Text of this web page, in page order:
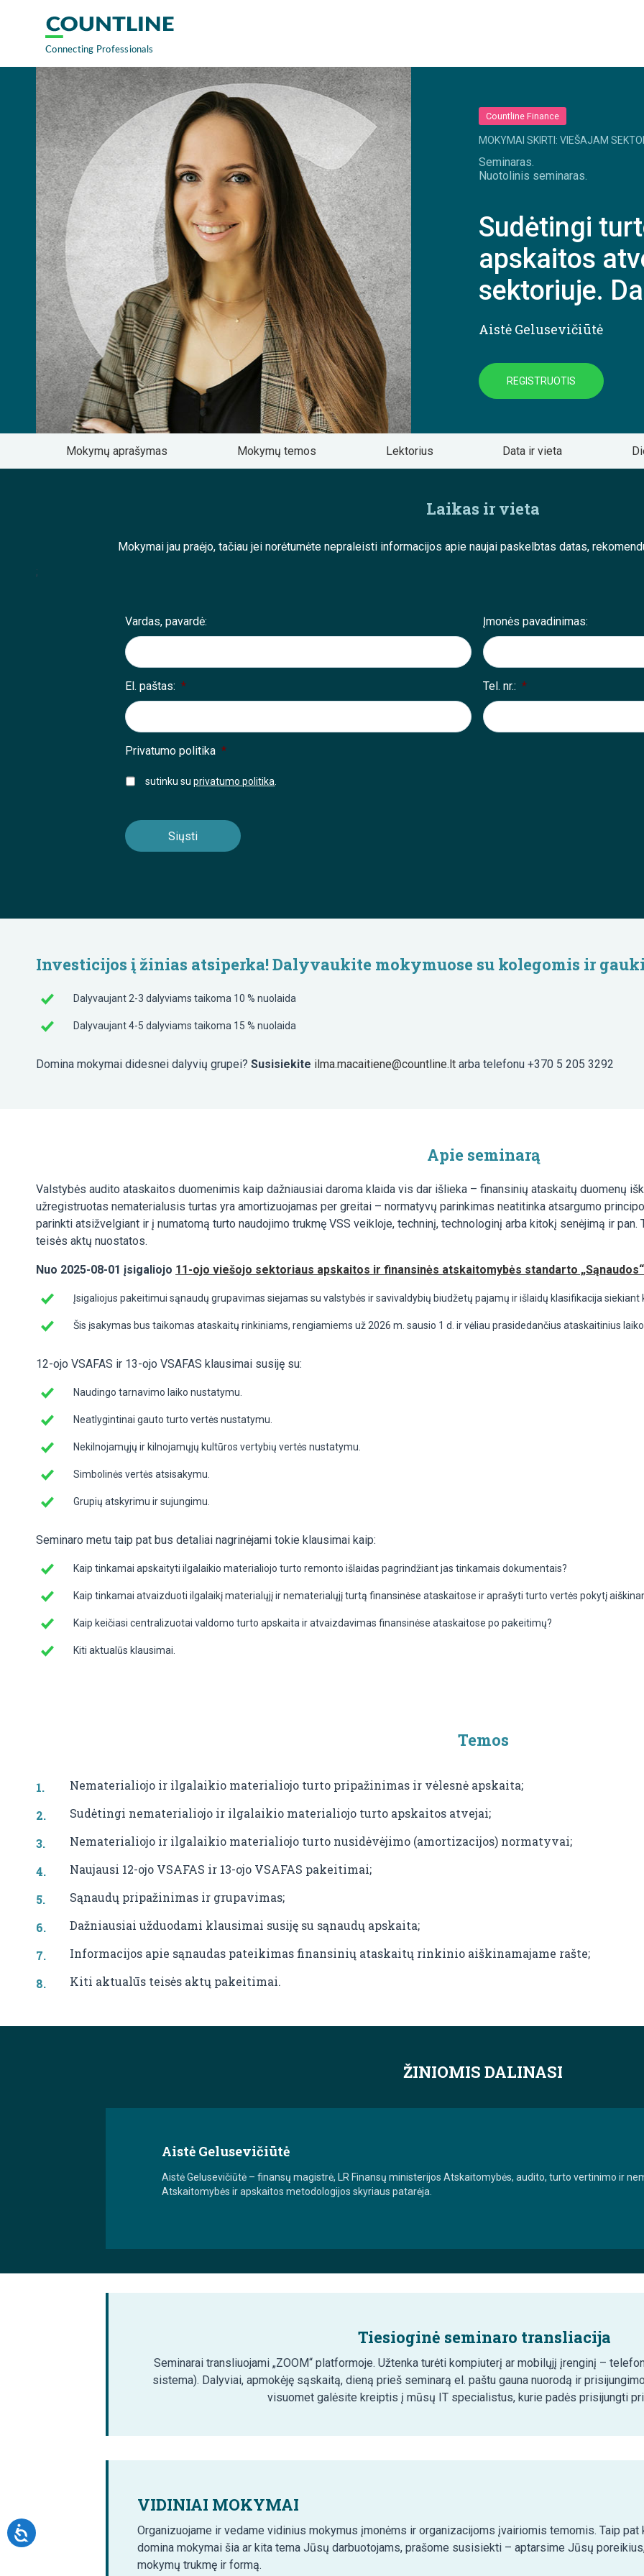
Countline Finance
MOKYMAI SKIRTI: VIEŠAJAM
Seminaras.
Nuotolinis seminaras.
Sudėtingi
apskaitos
sektoriuje.
Aistė Gelusevičiūtė
REGISTRUOTIS
Mokymų aprašymas Mokymų temos Lektorius Data ir vieta
Laikas ir vieta
Mokymai jau praėjo, tačiau jei norėtumėte nepraleisti informacijos apie naujai paskelbtas datas,
;
Vardas, pavardė: Įmonės pavadinimas:
El. paštas: * Tel. nr.: *
Privatumo politika *
sutinku suprivatumo politika
Investicijos į žinias atsiperka! Dalyvaukite mokymuose su kolegomis ir
Dalyvaujant 2-3 dalyviams taikoma 10 % nuolaida
Dalyvaujant 4-5 dalyviams taikoma 15 % nuolaida
Domina mokymai didesnei dalyvių grupei? Susisiekite ilma.macaitiene@countline.lt arba telefonu +370 5 205 3292
Apie seminarą
Valstybės audito ataskaitos duomenimis kaip dažniausiai daroma klaida vis dar išlieka – finansinių ataskaitų duomenų
užregistruotas nematerialusis turtas yra amortizuojamas per greitai – normatyvų parinkimas neatitinka atsargumo
parinkti atsižvelgiant ir į numatomą turto naudojimo trukmę VSS veikloje, techninį, technologinį arba kitokį senėjimą ir
teisės aktų nuostatos.
Nuo 2025-08-01 įsigaliojo 11-ojo viešojo sektoriaus apskaitos ir finansinės atskaitomybės standarto
Įsigaliojus pakeitimui sąnaudų grupavimas siejamas su valstybės ir savivaldybių biudžetų pajamų ir išlaidų klasifikacija
Šis įsakymas bus taikomas ataskaitų rinkiniams, rengiamiems už 2026 m. sausio 1 d. ir vėliau prasidedančius ataskaitinius
12-ojo VSAFAS ir 13-ojo VSAFAS klausimai susiję su:
Naudingo tarnavimo laiko nustatymu.
Neatlygintinai gauto turto vertės nustatymu.
Nekilnojamųjų ir kilnojamųjų kultūros vertybių vertės nustatymu.
Simbolinės vertės atsisakymu.
Grupių atskyrimu ir sujungimu.
Seminaro metu taip pat bus detaliai nagrinėjami tokie klausimai kaip:
Kaip tinkamai apskaityti ilgalaikio materialiojo turto remonto išlaidas pagrindžiant jas tinkamais dokumentais?
Kaip tinkamai atvaizduoti ilgalaikį materialųjį ir nematerialųjį turtą finansinėse ataskaitose ir aprašyti turto vertės pokytį
Kaip keičiasi centralizuotai valdomo turto apskaita ir atvaizdavimas finansinėse ataskaitose po pakeitimų?
Kiti aktualūs klausimai.
Temos
Nematerialiojo ir ilgalaikio materialiojo turto pripažinimas ir vėlesnė apskaita;
Sudėtingi nematerialiojo ir ilgalaikio materialiojo turto apskaitos atvejai;
Nematerialiojo ir ilgalaikio materialiojo turto nusidėvėjimo (amortizacijos) normatyvai;
Naujausi 12-ojo VSAFAS ir 13-ojo VSAFAS pakeitimai;
Sąnaudų pripažinimas ir grupavimas;
Dažniausiai užduodami klausimai susiję su sąnaudų apskaita;
Informacijos apie sąnaudas pateikimas finansinių ataskaitų rinkinio aiškinamajame rašte;
Kiti aktualūs teisės aktų pakeitimai.
ŽINIOMIS DALINASI
Aistė Gelusevičiūtė
Aistė Gelusevičiūtė – finansų magistrė, LR Finansų ministerijos Atskaitomybės, audito, turto vertinimo ir
Atskaitomybės ir apskaitos metodologijos skyriaus patarėja.
Tiesioginė seminaro transliacija
Seminarai transliuojami „ZOOM“ platformoje. Užtenka turėti kompiuterį ar mobilųjį įrenginį –
sistema). Dalyviai, apmokėję sąskaitą, dieną prieš seminarą el. paštu gauna nuorodą ir
visuomet galėsite kreiptis į mūsų IT specialistus, kurie padės prisijungti
VIDINIAI MOKYMAI
Organizuojame ir vedame vidinius mokymus įmonėms ir organizacijoms įvairiomis temomis. Taip
domina mokymai šia ar kita tema Jūsų darbuotojams, prašome susisiekti – aptarsime Jūsų
mokymų trukmę ir formą.